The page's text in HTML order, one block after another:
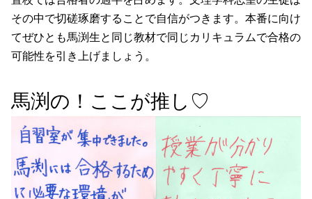
その中で切磋琢磨することで自信がつきます。本番に向け
てぜひとも馬渕生と同じ教材で同じカリキュラムで合格の
可能性を引き上げましょう。
馬渕の！ここが推し♡